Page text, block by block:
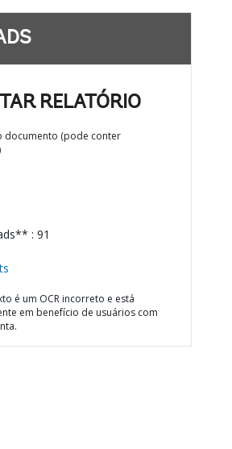
RELATÓRIO
documento (pode conter
: 91
é um OCR incorreto e está
em benefício de usuários com